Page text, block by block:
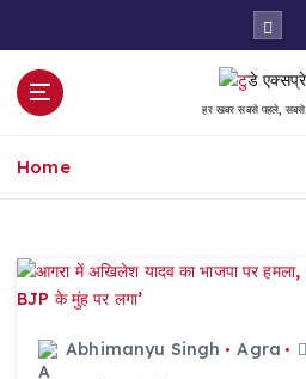
हर खबर सबसे पहले,
Home
Abhimanyu Singh Agra